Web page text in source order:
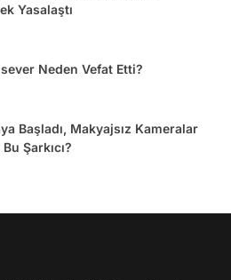
Yasalaştı
Neden Vefat Etti?
Başladı, Makyajsız Kameralar
Şarkıcı?